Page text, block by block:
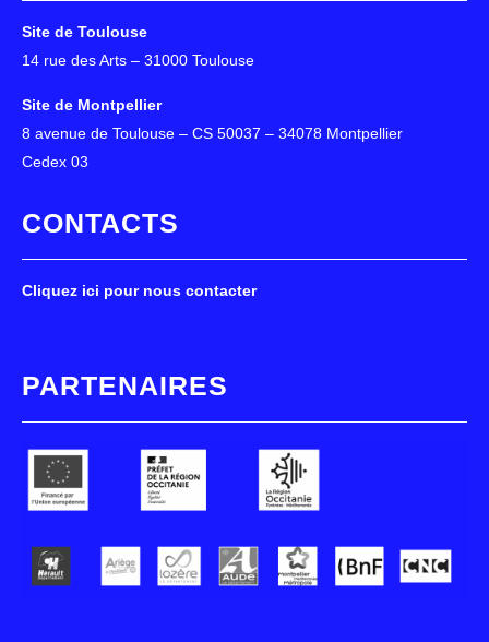
Site de Toulouse
14 rue des Arts – 31000 Toulouse
Site de Montpellier
8 avenue de Toulouse – CS 50037 – 34078 Montpellier
Cedex 03
CONTACTS
Cliquez ici pour nous contacter
PARTENAIRES